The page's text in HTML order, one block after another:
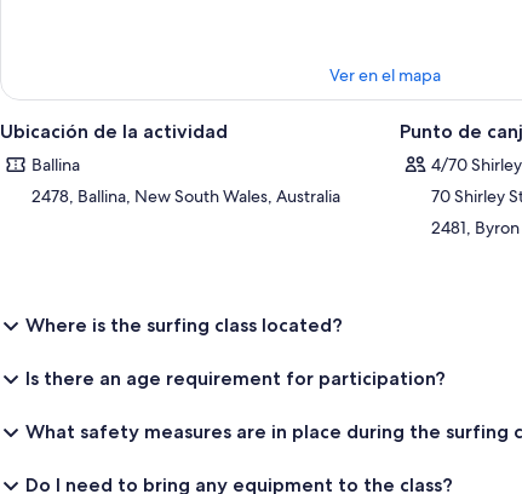
Ver en el mapa
Ubicación de la actividad
Ballina
2478, Ballina, New South Wales, Australia
Punto de
4/70
70 Shirley
2481,
Where is the surfing class located?
Is there an age requirement for participation?
What safety measures are in place during the surfing
Do I need to bring any equipment to the class?